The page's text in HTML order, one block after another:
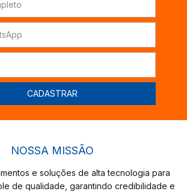
NOSSA MISSÃO
e soluções de alta tecnologia para
de qualidade, garantindo credibilidade e